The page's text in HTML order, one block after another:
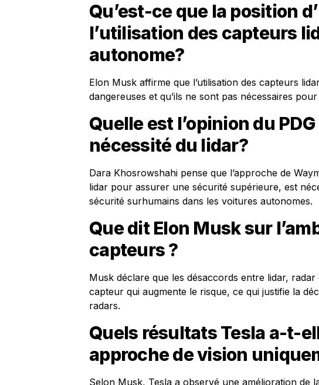
Qu’est-ce que la position
l’utilisation des capteurs
autonome?
Elon Musk affirme que l’utilisation des capteurs
dangereuses et qu’ils ne sont pas nécessaires
Quelle est l’opinion du
nécessité du lidar?
Dara Khosrowshahi pense que l’approche de
lidar pour assurer une sécurité supérieure, est
sécurité surhumains dans les voitures autonomes.
Que dit Elon Musk sur
capteurs ?
Musk déclare que les désaccords entre lidar,
capteur qui augmente le risque, ce qui justifie la
radars.
Quels résultats Tesla a-t-
approche de vision
Selon Musk, Tesla a observé une amélioration de